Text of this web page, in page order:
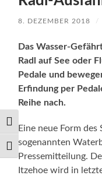
Umschalten auf hohe
Schrift vergrößern
8. DEZEMBER 2018 /
Das Wasser-
Radl auf See oder
Pedale und
Erfindung per
Reihe nach.
Eine neue Form
sogenannten
Pressemitteilung.
Itzehoe wird in